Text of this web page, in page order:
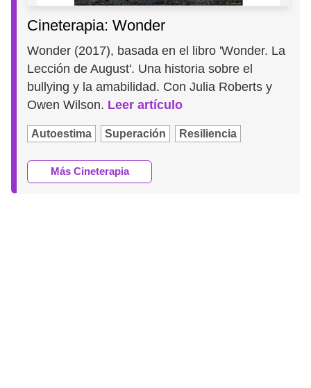
Cineterapia: Wonder
Wonder (2017), basada en el libro 'Wonder. La
Lección de August'. Una historia sobre el
bullying y la amabilidad. Con Julia Roberts y
Owen Wilson. Leer artículo
Autoestima Superación Resiliencia
Más Cineterapia